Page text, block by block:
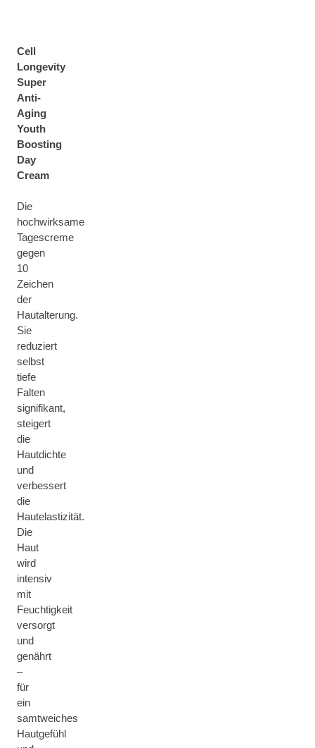
Cell
Longevity
Super
Anti-
Aging
Youth
Boosting
Day
Cream
Die
hochwirksame
Tagescreme
gegen
10
Zeichen
der
Hautalterung.
Sie
reduziert
selbst
tiefe
Falten
signifikant,
steigert
die
Hautdichte
und
verbessert
die
Hautelastizität.
Die
Haut
wird
intensiv
mit
Feuchtigkeit
versorgt
und
genährt
–
für
ein
samtweiches
Hautgefühl